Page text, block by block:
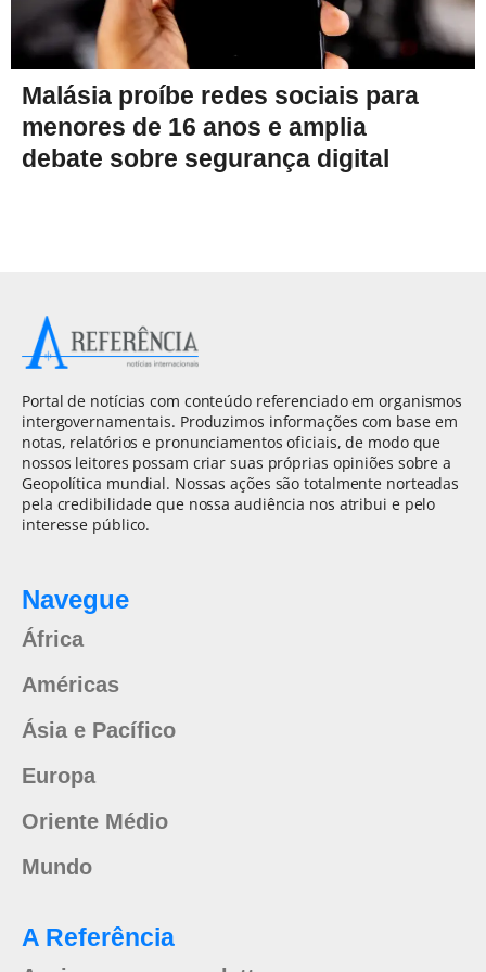
Malásia proíbe redes sociais para
menores de 16 anos e amplia
debate sobre segurança digital
Portal de notícias com conteúdo referenciado em organismos
intergovernamentais. Produzimos informações com base em
notas, relatórios e pronunciamentos oficiais, de modo que
nossos leitores possam criar suas próprias opiniões sobre a
Geopolítica mundial. Nossas ações são totalmente norteadas
pela credibilidade que nossa audiência nos atribui e pelo
interesse público.
Navegue
África
Américas
Ásia e Pacífico
Europa
Oriente Médio
Mundo
A Referência